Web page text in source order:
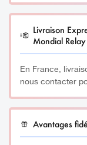
Utiliser une
cellules et
préserverl’éclat
favorise l’
est aussi connue
du corps et
Le masque pour
– D’apaiser et
Livraison
Mondial
En France,
nous contacter
Avantages